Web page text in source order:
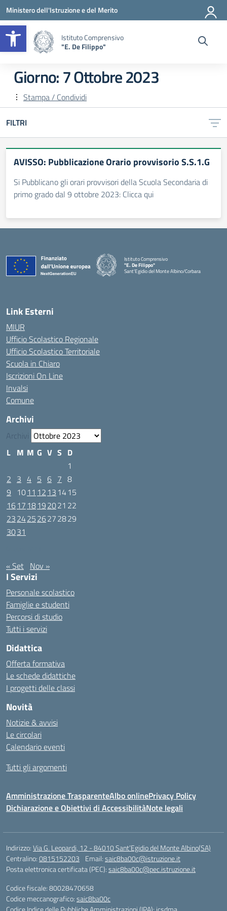
Apri la barra degli strumenti
Vai ai contenuti
Vai al menu di navigazione
Vai al footer
Ministero dell'Istruzione e del Merito
Istituto Comprensivo
"E. De Filippo"
Giorno:7 Ottobre 2023
Stampa / Condividi
FILTRI
AVISSO: Pubblicazione Orario provvisorio S.S.1.G
Si Pubblicano gli orari provvisori della Scuola Secondaria di
primo grado dal 9 ottobre 2023: Clicca qui
Istituto Comprensivo
"E. De Filippo"
Sant'Egidio del Monte Albino/Corbara
Link Esterni
MIUR
Ufficio Scolastico Regionale
Ufficio Scolastico Territoriale
Scuola in Chiaro
Iscrizioni On Line
Invalsi
Comune
Archivi
Archivi
L M M G V S D
1
2 3 4 5 6 7 8
9 1011 12 13 1415
1617 18192021 22
23242526272829
3031
« Set Nov »
I Servizi
Personale scolastico
Famiglie e studenti
Percorsi di studio
Tutti i servizi
Didattica
Offerta formativa
Le schede didattiche
I progetti delle classi
Novità
Notizie & avvisi
Le circolari
Calendario eventi
Tutti gli argomenti
Amministrazione TrasparenteAlbo onlinePrivacy Policy
Dichiarazione e Obiettivi di AccessibilitàNote legali
Indirizzo:Via G. Leopardi, 12 - 84010 Sant’Egidio del Monte Albino(SA)
Centralino:0815152203 Email:saic8ba00c@istruzione.it
Posta elettronica certificata (PEC):saic8ba00c@pec.istruzione.it
Codice fiscale: 80028470658
Codice meccanografico:saic8ba00c